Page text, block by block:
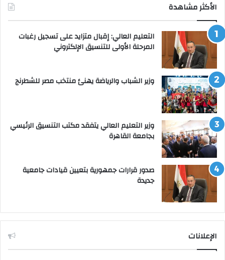
الأكثر مشاهدة
التعليم العالي: إقبال متزايد على تسجيل رغبات
المرحلة الأولى للتنسيق الإلكتروني
وزير الشباب والرياضة يهنئ منتخب مصر للشطرنج
وزير التعليم العالي يتفقد مكتب التنسيق الرئيسي
بجامعة القاهرة
صدور قرارات جمهورية بتعيين قيادات جامعية
جديدة
الإعلانات